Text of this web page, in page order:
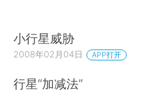
小行星威胁
2008年02月04日 APP打开
行星“加减法”